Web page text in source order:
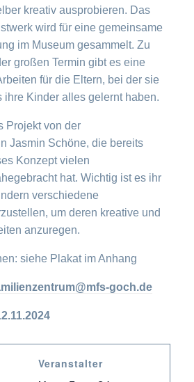
kreativ ausprobieren. Das
wird für eine gemeinsame
im Museum gesammelt. Zu
großen Termin gibt es eine
für die Eltern, bei der sie
ihre Kinder alles gelernt haben.
Projekt von der
Jasmin Schöne, die bereits
Konzept vielen
hat. Wichtig ist es ihr
verschiedene
um deren kreative und
anzuregen.
siehe Plakat im Anhang
goch.de
Veranstalter